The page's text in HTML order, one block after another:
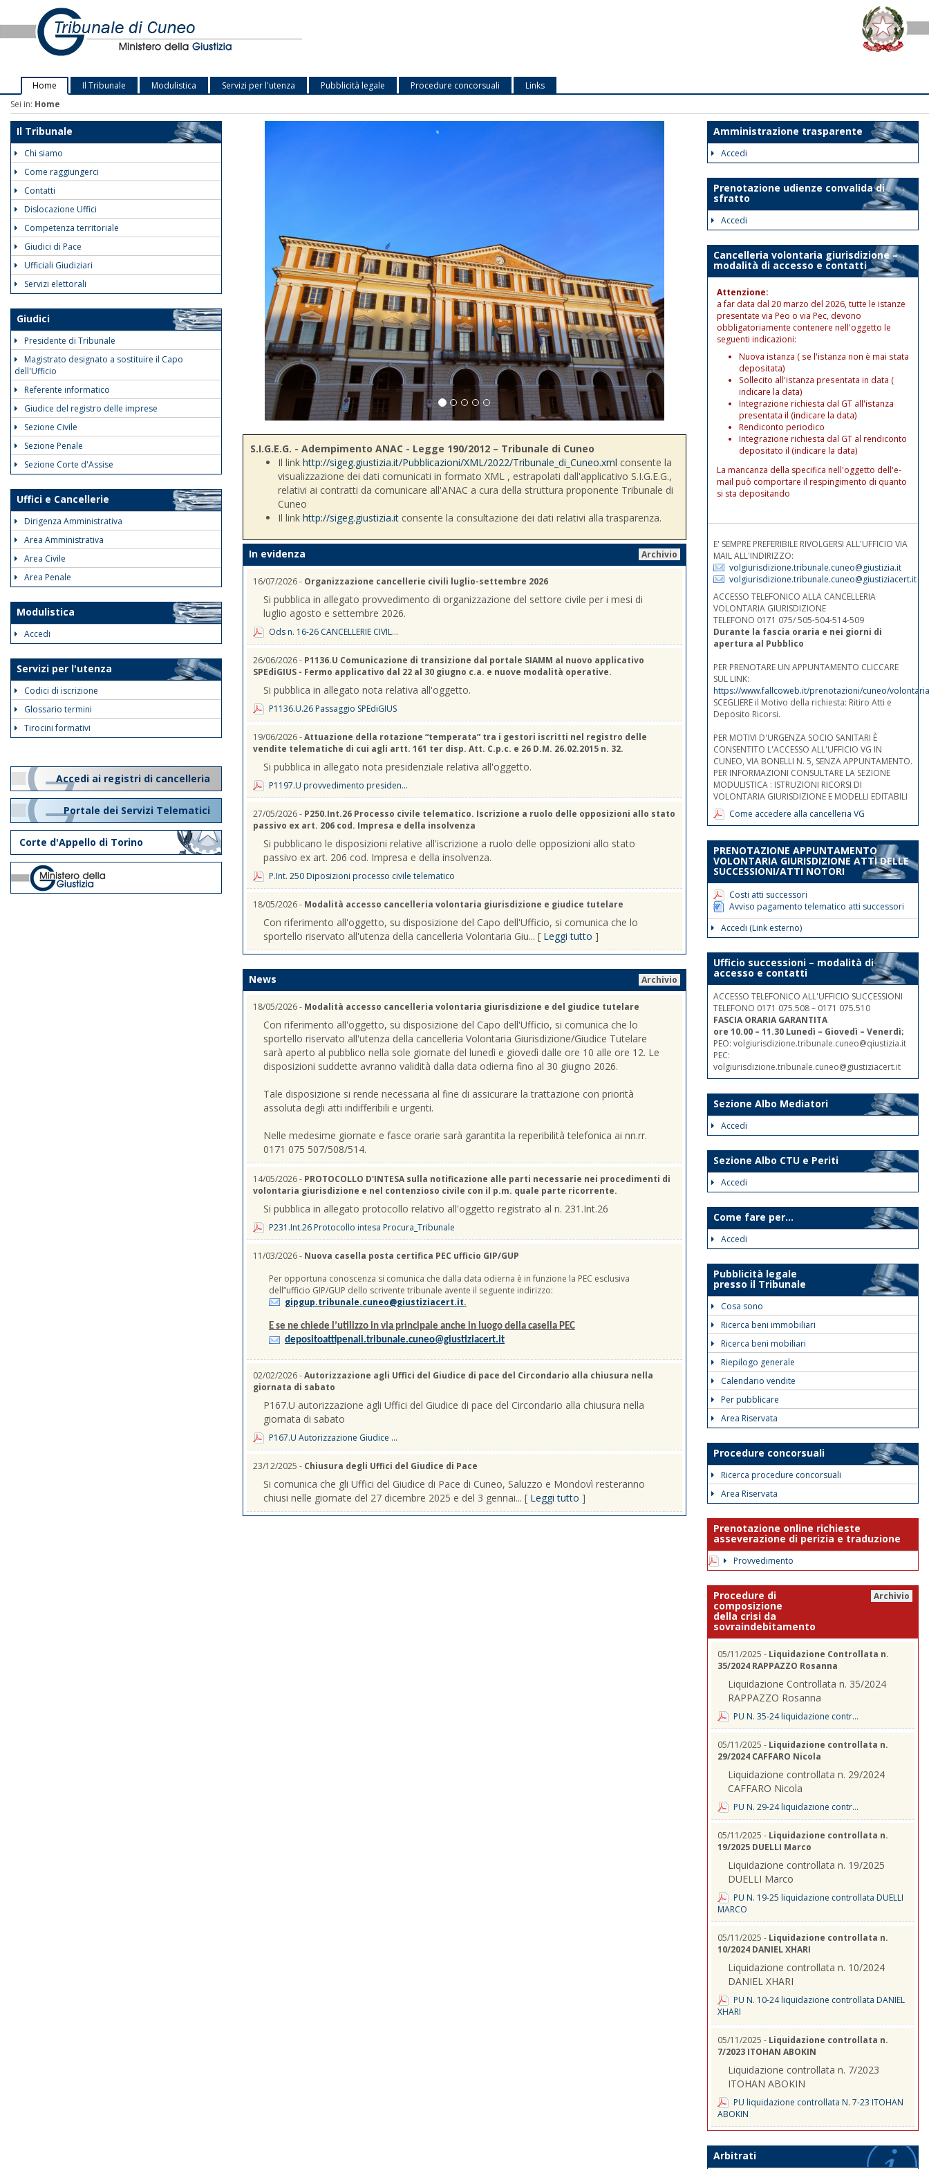
Home Il Tribunale Modulistica Servizi per l'utenza Pubblicità legale Procedure concorsuali
Links
Sei in: Home
Il Tribunale
Chi siamo
Come raggiungerci
Contatti
Dislocazione Uffici
Competenza territoriale
Giudici di Pace
Ufficiali Giudiziari
Servizi elettorali
Giudici
Presidente di Tribunale
Magistrato designato a sostituire il Capo
dell'Ufficio
Referente informatico
Giudice del registro delle imprese
Sezione Civile
Sezione Penale
Sezione Corte d'Assise
Uffici e Cancellerie
Dirigenza Amministrativa
Area Amministrativa
Area Civile
Area Penale
Modulistica
Accedi
Servizi per l'utenza
Codici di iscrizione
Glossario termini
Tirocini formativi
Accedi ai registri di cancelleria
Portale dei Servizi Telematici
Corte d'Appello di Torino
S.I.G.E.G. - Adempimento ANAC - Legge 190/2012 – Tribunale di Cuneo
Il link http://sigeg.giustizia.it/Pubblicazioni/XML/2022/Tribunale_di_Cuneo.xml consente la
visualizzazione dei dati comunicati in formato XML , estrapolati dall'applicativo S.I.G.E.G.,
relativi ai contratti da comunicare all'ANAC a cura della struttura proponente Tribunale di
Cuneo
Il link http://sigeg.giustizia.it consente la consultazione dei dati relativi alla trasparenza.
In evidenza Archivio
16/07/2026 - Organizzazione cancellerie civili luglio-settembre 2026
Si pubblica in allegato provvedimento di organizzazione del settore civile per i mesi di
luglio agosto e settembre 2026.
Ods n. 16-26 CANCELLERIE CIVIL...
26/06/2026 - P1136.U Comunicazione di transizione dal portale SIAMM al nuovo applicativo
SPEdiGIUS - Fermo applicativo dal 22 al 30 giugno c.a. e nuove modalità operative.
Si pubblica in allegato nota relativa all'oggetto.
P1136.U.26 Passaggio SPEdiGIUS
19/06/2026 -Attuazione della rotazione “temperata” tra i gestori iscritti nel registro delle
vendite telematiche di cui agli artt. 161 ter disp. Att. C.p.c. e 26 D.M. 26.02.2015 n. 32.
Si pubblica in allegato nota presidenziale relativa all'oggetto.
P1197.U provvedimento presiden...
27/05/2026 - P250.Int.26 Processo civile telematico. Iscrizione a ruolo delle opposizioni allo stato
passivo ex art. 206 cod. Impresa e della insolvenza
Si pubblicano le disposizioni relative all'iscrizione a ruolo delle opposizioni allo stato
passivo ex art. 206 cod. Impresa e della insolvenza.
P.Int. 250 Diposizioni processo civile telematico
18/05/2026 - Modalità accesso cancelleria volontaria giurisdizione e giudice tutelare
Con riferimento all'oggetto, su disposizione del Capo dell'Ufficio, si comunica che lo
sportello riservato all'utenza della cancelleria Volontaria Giu... [ Leggi tutto ]
News Archivio
18/05/2026 - Modalità accesso cancelleria volontaria giurisdizione e del giudice tutelare
Con riferimento all'oggetto, su disposizione del Capo dell'Ufficio, si comunica che lo
sportello riservato all'utenza della cancelleria Volontaria Giurisdizione/Giudice Tutelare
sarà aperto al pubblico nella sole giornate del lunedì e giovedì dalle ore 10 alle ore 12. Le
disposizioni suddette avranno validità dalla data odierna fino al 30 giugno 2026.
Tale disposizione si rende necessaria al fine di assicurare la trattazione con priorità
assoluta degli atti indifferibili e urgenti.
Nelle medesime giornate e fasce orarie sarà garantita la reperibilità telefonica ai nn.rr.
0171 075 507/508/514.
14/05/2026 - PROTOCOLLO D'INTESA sulla notificazione alle parti necessarie nei procedimenti di
volontaria giurisdizione e nel contenzioso civile con il p.m. quale parte ricorrente.
Si pubblica in allegato protocollo relativo all'oggetto registrato al n. 231.Int.26
P231.Int.26 Protocollo intesa Procura_Tribunale
11/03/2026 - Nuova casella posta certifica PEC ufficio GIP/GUP
Per opportuna conoscenza si comunica che dalla data odierna è in funzione la PEC esclusiva
dell’’ufficio GIP/GUP dello scrivente tribunale avente il seguente indirizzo:
gipgup.tribunale.cuneo@giustiziacert.it.
E se ne chiede l’utilizzo in via principale anche in luogo della casella PEC
depositoattipenali.tribunale.cuneo@giustiziacert.it
02/02/2026 -Autorizzazione agli Uffici del Giudice di pace del Circondario alla chiusura nella
giornata di sabato
P167.U autorizzazione agli Uffici del Giudice di pace del Circondario alla chiusura nella
giornata di sabato
P167.U Autorizzazione Giudice ...
23/12/2025 - Chiusura degli Uffici del Giudice di Pace
Si comunica che gli Uffici del Giudice di Pace di Cuneo, Saluzzo e Mondovì resteranno
chiusi nelle giornate del 27 dicembre 2025 e del 3 gennai... [ Leggi tutto ]
Amministrazione trasparente
Accedi
Prenotazione udienze convalida di
sfratto
Accedi
Cancelleria volontaria giurisdizione –
modalità di accesso e contatti
Attenzione:
a far data dal 20 marzo del 2026, tutte le istanze
presentate via Peo o via Pec, devono
obbligatoriamente contenere nell'oggetto le
seguenti indicazioni:
Nuova istanza ( se l'istanza non è mai stata
depositata)
Sollecito all'istanza presentata in data (
indicare la data)
Integrazione richiesta dal GT all'istanza
presentata il (indicare la data)
Rendiconto periodico
Integrazione richiesta dal GT al rendiconto
depositato il (indicare la data)
La mancanza della specifica nell'oggetto dell'e-
mail può comportare il respingimento di quanto
si sta depositando
E' SEMPRE PREFERIBILE RIVOLGERSI ALL'UFFICIO VIA
MAIL ALL'INDIRIZZO:
volgiurisdizione.tribunale.cuneo@giustizia.it
volgiurisdizione.tribunale.cuneo@giustiziacert.it
ACCESSO TELEFONICO ALLA CANCELLERIA
VOLONTARIA GIURISDIZIONE
TELEFONO 0171 075/ 505-504-514-509
Durante la fascia oraria e nei giorni di
apertura al Pubblico
PER PRENOTARE UN APPUNTAMENTO CLICCARE
SUL LINK:
https://www.fallcoweb.it/prenotazioni/cuneo/
SCEGLIERE il Motivo della richiesta: Ritiro Atti e
Deposito Ricorsi.
PER MOTIVI D'URGENZA SOCIO SANITARI È
CONSENTITO L'ACCESSO ALL'UFFICIO VG IN
CUNEO, VIA BONELLI N. 5, SENZA APPUNTAMENTO.
PER INFORMAZIONI CONSULTARE LA SEZIONE
MODULISTICA : ISTRUZIONI RICORSI DI
VOLONTARIA GIURISDIZIONE E MODELLI EDITABILI
Come accedere alla cancelleria VG
PRENOTAZIONE APPUNTAMENTO
VOLONTARIA GIURISDIZIONE ATTI DELLE
SUCCESSIONI/ATTI NOTORI
Costi atti successori
Avviso pagamento telematico atti successori
Accedi (Link esterno)
Ufficio successioni – modalità di
accesso e contatti
ACCESSO TELEFONICO ALL'UFFICIO SUCCESSIONI
TELEFONO 0171 075.508 – 0171 075.510
FASCIA ORARIA GARANTITA
ore 10.00 – 11.30 Lunedì – Giovedì – Venerdì;
PEO: volgiurisdizione.tribunale.cuneo@qiustizia.it
PEC:
volgiurisdizione.tribunale.cuneo@giustiziacert.it
Sezione Albo Mediatori
Accedi
Sezione Albo CTU e Periti
Accedi
Come fare per...
Accedi
Pubblicità legale
presso il Tribunale
Cosa sono
Ricerca beni immobiliari
Ricerca beni mobiliari
Riepilogo generale
Calendario vendite
Per pubblicare
Area Riservata
Procedure concorsuali
Ricerca procedure concorsuali
Area Riservata
Prenotazione online richieste
asseverazione di perizia e traduzione
Provvedimento
Procedure di
composizione
della crisi da
sovraindebitamento
Archivio
05/11/2025 - Liquidazione Controllata n.
35/2024 RAPPAZZO Rosanna
Liquidazione Controllata n. 35/2024
RAPPAZZO Rosanna
PU N. 35-24 liquidazione contr...
05/11/2025 - Liquidazione controllata n.
29/2024 CAFFARO Nicola
Liquidazione controllata n. 29/2024
CAFFARO Nicola
PU N. 29-24 liquidazione contr...
05/11/2025 - Liquidazione controllata n.
19/2025 DUELLI Marco
Liquidazione controllata n. 19/2025
DUELLI Marco
PU N. 19-25 liquidazione controllata DUELLI
MARCO
05/11/2025 - Liquidazione controllata n.
10/2024 DANIEL XHARI
Liquidazione controllata n. 10/2024
DANIEL XHARI
PU N. 10-24 liquidazione controllata DANIEL
XHARI
05/11/2025 - Liquidazione controllata n.
7/2023 ITOHAN ABOKIN
Liquidazione controllata n. 7/2023
ITOHAN ABOKIN
PU liquidazione controllata N. 7-23 ITOHAN
ABOKIN
Arbitrati